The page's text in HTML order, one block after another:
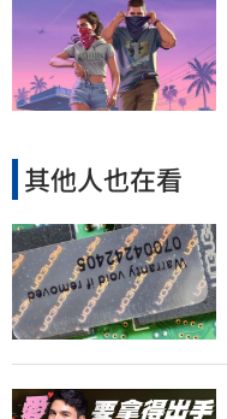
其他人也在看